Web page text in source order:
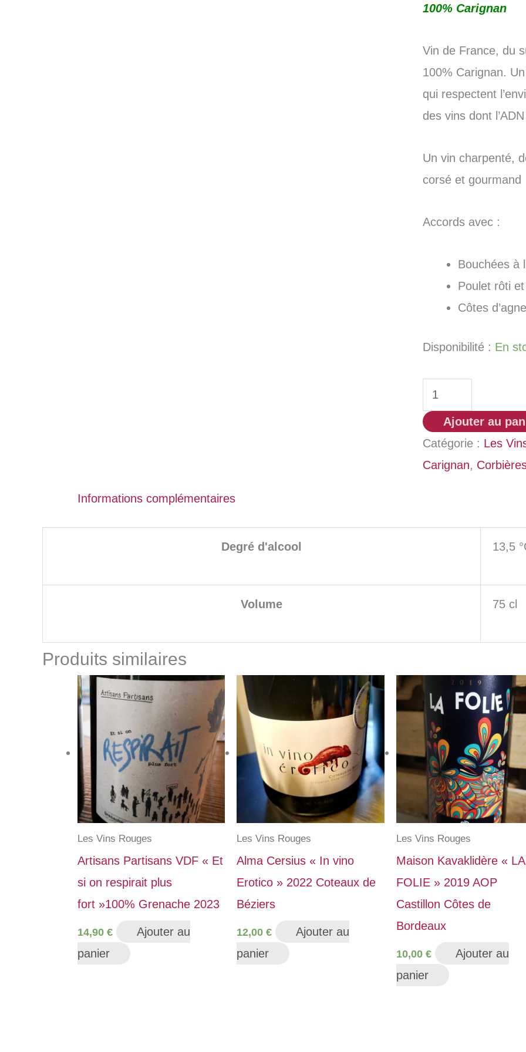
100% Carignan
Vin de France, du
100% Carignan.
qui respectent
des vins dont
Un vin charpenté,
corsé et gourmand
Accords avec :
Bouchées à
Poulet rôti
Côtes
Disponibilité : En
quantité
de
Artisans
Partisans
en
Ajouter au
Catégorie : Les
Carignan,
Informations complémentaires
Degré d'alcool 13,5
Volume 75 cl
Produits similaires
Les Vins Rouges
Artisans Partisans VDF « Et
si on respirait plus
fort »100% Grenache 2023
14,90 €
Ajouter au
panier
Les Vins Rouges
Alma Cersius « In vino
Erotico » 2022 Coteaux de
Béziers
12,00€
Ajouter au
panier
Les Vins Rouges
Maison Kavaklidère « LA
FOLIE » 2019 AOP
Castillon Côtes de
Bordeaux
10,00 €
Ajouter au
panier